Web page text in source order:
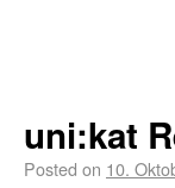
uni:kat
Posted on 10.